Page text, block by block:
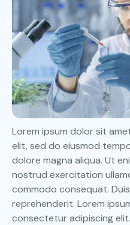
Lorem ipsum dolor sit
elit, sed do eiusmod
dolore magna aliqua. Ut
nostrud exercitation
commodo consequat.
reprehenderit. Lorem
consectetur adipiscing elit.